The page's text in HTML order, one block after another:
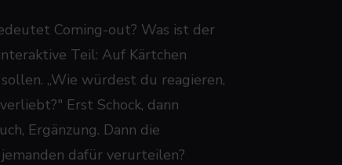
Coming-out? Was ist der
Teil: Auf Kärtchen
„Wie würdest du reagieren,
Erst Schock, dann
Ergänzung. Dann die
dafür verurteilen?